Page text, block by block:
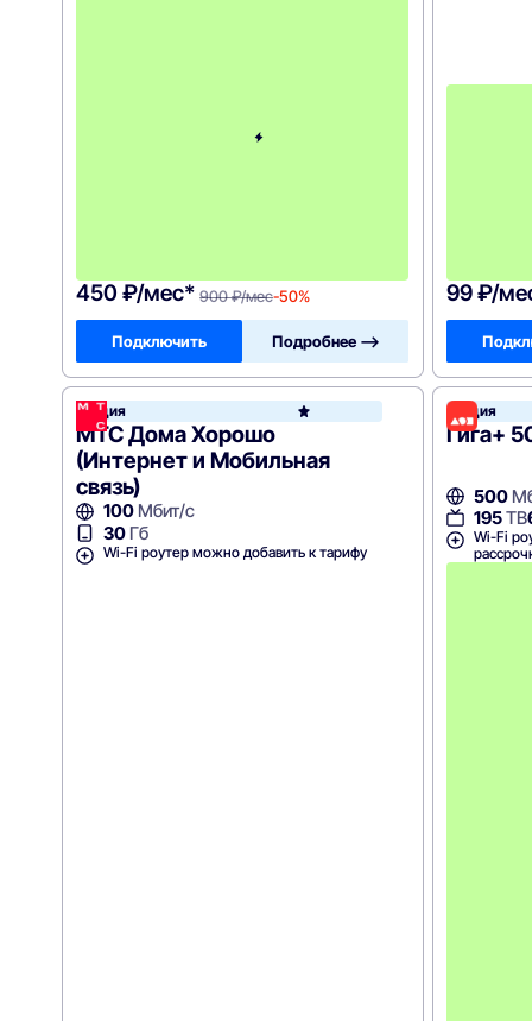
450 ₽/мес* 900 ₽/мес-50%
Подключить Подробнее —>
99 ₽/
Акция МТС
МТС Дома Хорошо
(Интернет и Мобильная
связь)
100Мбит/с
30Гб
Wi-Fi роутер можно добавить к тарифу
Акция
Гига+
500
195ТВ
Wi-Fi